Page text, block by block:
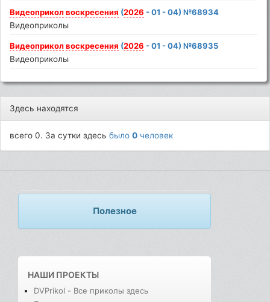
Видеоприкол воскресения (2026 - 01 - 04) №68934
Видеоприколы
Видеоприкол воскресения (2026 - 01 - 04) №68935
Видеоприколы
Здесь находятся
всего 0. За сутки здесьбыло0 человек
Полезное
НАШИ ПРОЕКТЫ
DVPrikol - Все приколы здесь